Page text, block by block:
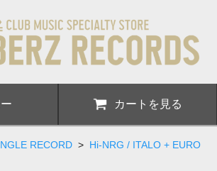
カートを見る
RECORD > Hi-NRG / ITALO + EURO